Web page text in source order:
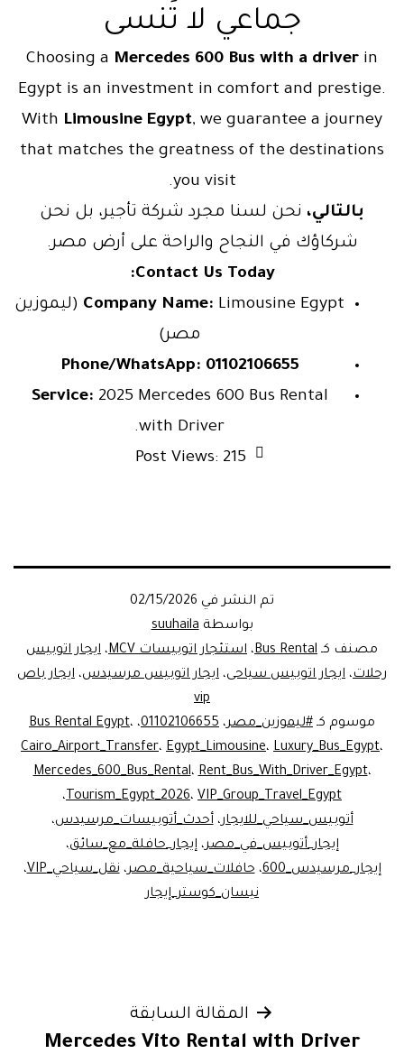
جماعي لا تُنسى
Choosing a Mercedes 600 Bus with a driver in
Egypt is an investment in comfort and prestige.
With Limousine Egypt, we guarantee a journey
that matches the greatness of the destinations
you visit.
بالتالي، نحن لسنا مجرد شركة تأجير، بل نحن
شركاؤك في النجاح والراحة على أرض مصر.
Contact Us Today:
Company Name: Limousine Egypt (ليموزين
مصر)
Phone/WhatsApp: 01102106655
Service: 2025 Mercedes 600 Bus Rental
with Driver.
Post Views: 215
تم النشر في 02/15/2026
بواسطةsuuhaila
مصنف كـ Bus Rental، استئجار اتوبيسات MCV ، ايجار اتوبيس
رحلات، ايجار اتوبيس سياحى، ايجار اتوبيس مرسيدس، ايجار باص
vip
موسوم كـ #ليموزين_مصر، 01102106655، Bus Rental Egypt،
Cairo_Airport_Transfer، Egypt_Limousine، Luxury_Bus_Egypt،
Mercedes_600_Bus_Rental،Rent_Bus_With_Driver_Egypt،
Tourism_Egypt_2026، VIP_Group_Travel_Egypt
،
أتوبيس_سياحي_للايجار،أحدث_أتوبيسات_مرسيدس،
إيجار_أتوبيس_في_مصر،إيجار_حافلة_مع_سائق،
إيجار_مرسيدس_600
،حافلات_سياحية_مصر،نقل_سياحي_VIP
،
نيسان_كوستر_إيجار
المقالة السابقة
Mercedes Vito Rental with Driver